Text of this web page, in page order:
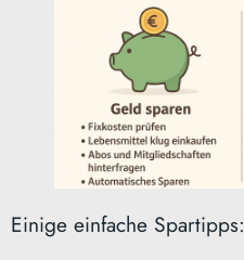
Einige einfache Spartipps: